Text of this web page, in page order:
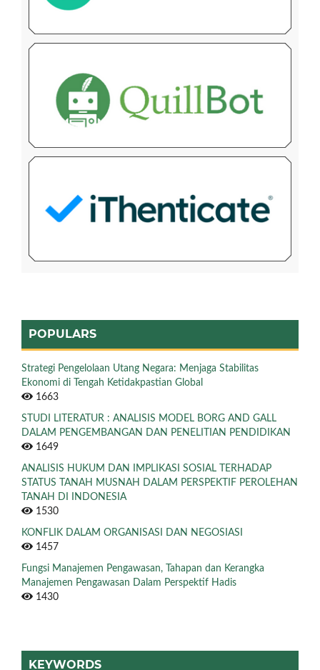
POPULARS
Strategi Pengelolaan Utang Negara: Menjaga Stabilitas
Ekonomi di Tengah Ketidakpastian Global
1663
STUDI LITERATUR : ANALISIS MODEL BORG AND GALL
DALAM PENGEMBANGAN DAN PENELITIAN PENDIDIKAN
1649
ANALISIS HUKUM DAN IMPLIKASI SOSIAL TERHADAP
STATUS TANAH MUSNAH DALAM PERSPEKTIF PEROLEHAN
TANAH DI INDONESIA
1530
KONFLIK DALAM ORGANISASI DAN NEGOSIASI
1457
Fungsi Manajemen Pengawasan, Tahapan dan Kerangka
Manajemen Pengawasan Dalam Perspektif Hadis
1430
KEYWORDS